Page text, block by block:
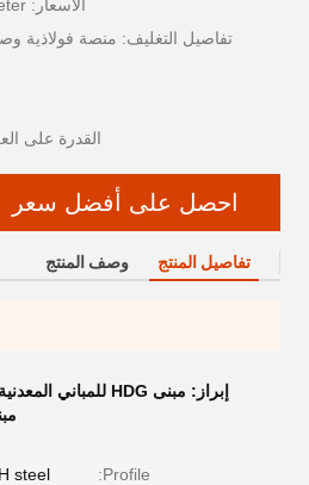
الأسعار: USD 40-85 Per Square meter
تفاصيل التغليف: منصة فولاذية
القدرة على العرض: 5000-
احصل على أفضل سعر
تفاصيل المنتج وصف المنتج
إبراز: مبنى HDG للمباني المعدنية
Profile:
steel